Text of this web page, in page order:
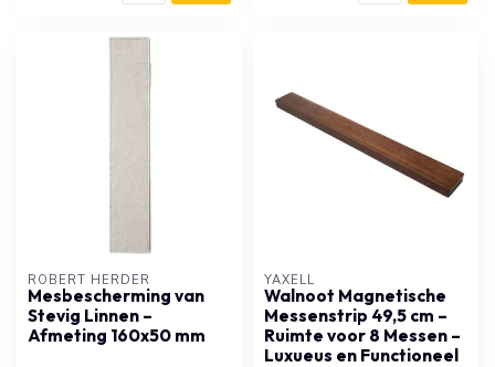
ROBERT HERDER
Mesbescherming van
Stevig Linnen –
Afmeting 160x50 mm
YAXELL
Walnoot Magnetische
Messenstrip 49,5 cm –
Ruimte voor 8 Messen –
Luxueus en Functioneel